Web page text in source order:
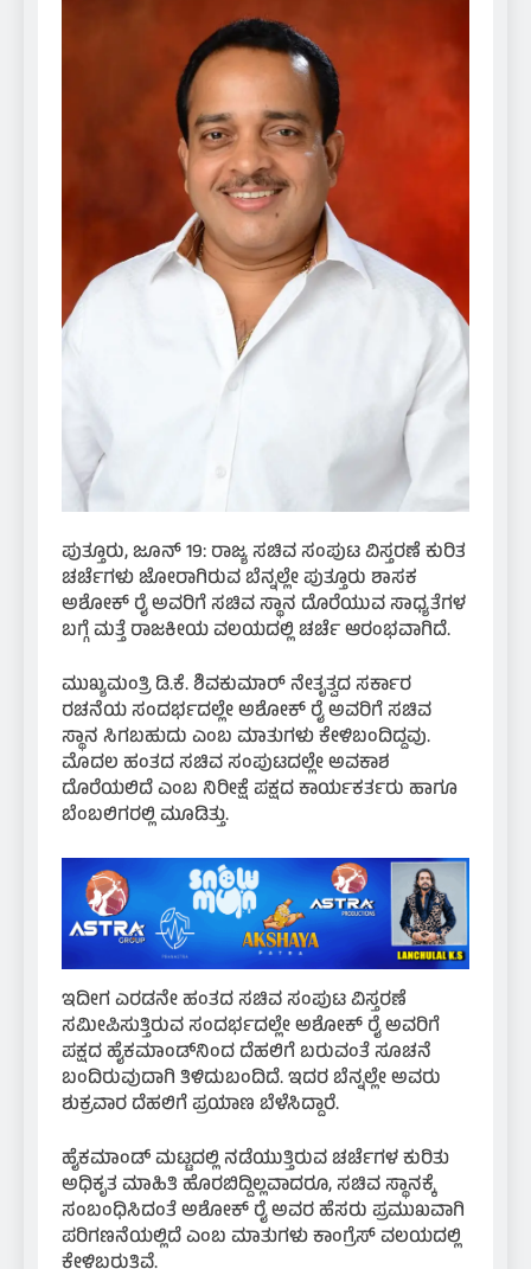
ಪುತ್ತೂರು, ಜೂನ್ 19: ರಾಜ್ಯ ಸಚಿವ ಸಂಪುಟ ವಿಸ್ತರಣೆ ಕುರಿತ
ಚರ್ಚೆಗಳು ಜೋರಾಗಿರುವ ಬೆನ್ನಲ್ಲೇ ಪುತ್ತೂರು ಶಾಸಕ
ಅಶೋಕ್ ರೈ ಅವರಿಗೆ ಸಚಿವ ಸ್ಥಾನ ದೊರೆಯುವ ಸಾಧ್ಯತೆಗಳ
ಬಗ್ಗೆ ಮತ್ತೆ ರಾಜಕೀಯ ವಲಯದಲ್ಲಿ ಚರ್ಚೆ ಆರಂಭವಾಗಿದೆ.
ಮುಖ್ಯಮಂತ್ರಿ ಡಿ.ಕೆ. ಶಿವಕುಮಾರ್ ನೇತೃತ್ವದ ಸರ್ಕಾರ
ರಚನೆಯ ಸಂದರ್ಭದಲ್ಲೇ ಅಶೋಕ್ ರೈ ಅವರಿಗೆ ಸಚಿವ
ಸ್ಥಾನ ಸಿಗಬಹುದು ಎಂಬ ಮಾತುಗಳು ಕೇಳಿಬಂದಿದ್ದವು.
ಮೊದಲ ಹಂತದ ಸಚಿವ ಸಂಪುಟದಲ್ಲೇ ಅವಕಾಶ
ದೊರೆಯಲಿದೆ ಎಂಬ ನಿರೀಕ್ಷೆ ಪಕ್ಷದ ಕಾರ್ಯಕರ್ತರು ಹಾಗೂ
ಬೆಂಬಲಿಗರಲ್ಲಿ ಮೂಡಿತ್ತು.
ಇದೀಗ ಎರಡನೇ ಹಂತದ ಸಚಿವ ಸಂಪುಟ ವಿಸ್ತರಣೆ
ಸಮೀಪಿಸುತ್ತಿರುವ ಸಂದರ್ಭದಲ್ಲೇ ಅಶೋಕ್ ರೈ ಅವರಿಗೆ
ಪಕ್ಷದ ಹೈಕಮಾಂಡ್‌ನಿಂದ ದೆಹಲಿಗೆ ಬರುವಂತೆ ಸೂಚನೆ
ಬಂದಿರುವುದಾಗಿ ತಿಳಿದುಬಂದಿದೆ. ಇದರ ಬೆನ್ನಲ್ಲೇ ಅವರು
ಶುಕ್ರವಾರ ದೆಹಲಿಗೆ ಪ್ರಯಾಣ ಬೆಳೆಸಿದ್ದಾರೆ.
ಹೈಕಮಾಂಡ್ ಮಟ್ಟದಲ್ಲಿ ನಡೆಯುತ್ತಿರುವ ಚರ್ಚೆಗಳ ಕುರಿತು
ಅಧಿಕೃತ ಮಾಹಿತಿ ಹೊರಬಿದ್ದಿಲ್ಲವಾದರೂ, ಸಚಿವ ಸ್ಥಾನಕ್ಕೆ
ಸಂಬಂಧಿಸಿದಂತೆ ಅಶೋಕ್ ರೈ ಅವರ ಹೆಸರು ಪ್ರಮುಖವಾಗಿ
ಪರಿಗಣನೆಯಲ್ಲಿದೆ ಎಂಬ ಮಾತುಗಳು ಕಾಂಗ್ರೆಸ್ ವಲಯದಲ್ಲಿ